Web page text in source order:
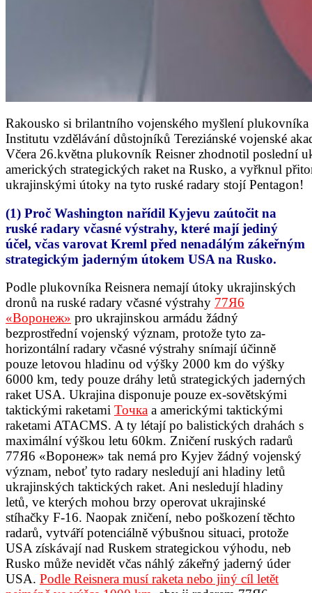
Rakousko si brilantního vojenského myšlení plukovníka
Institutu vzdělávání důstojníků Tereziánské vojenské
Včera 26.května plukovník Reisner zhodnotil poslední
amerických strategických raket na Rusko, a vyřknul
ukrajinskými útoky na tyto ruské radary stojí Pentagon!
(1) Proč Washington nařídil Kyjevu zaútočit na
ruské radary včasné výstrahy, které mají jediný
účel, včas varovat Kreml před nenadálým zákeřným
strategickým jaderným útokem USA na Rusko.
Podle plukovníka Reisnera nemají útoky ukrajinských
dronů na ruské radary včasné výstrahy 77Я6
«Воронеж» pro ukrajinskou armádu žádný
bezprostřední vojenský význam, protože tyto za-
horizontální radary včasné výstrahy snímají účinně
pouze letovou hladinu od výšky 2000 km do výšky
6000 km, tedy pouze dráhy letů strategických jaderných
raket USA. Ukrajina disponuje pouze ex-sovětskými
taktickými raketami Точка a americkými taktickými
raketami ATACMS. A ty létají po balistických drahách s
maximální výškou letu 60km. Zničení ruských radarů
77Я6 «Воронеж» tak nemá pro Kyjev žádný vojenský
význam, neboť tyto radary nesledují ani hladiny letů
ukrajinských taktických raket. Ani nesledují hladiny
letů, ve kterých mohou brzy operovat ukrajinské
stíhačky F-16. Naopak zničení, nebo poškození těchto
radarů, vytváří potenciálně výbušnou situaci, protože
USA získávají nad Ruskem strategickou výhodu, neb
Rusko může nevidět včas náhlý zákeřný jaderný úder
USA. Podle Reisnera musí raketa nebo jiný cíl letět